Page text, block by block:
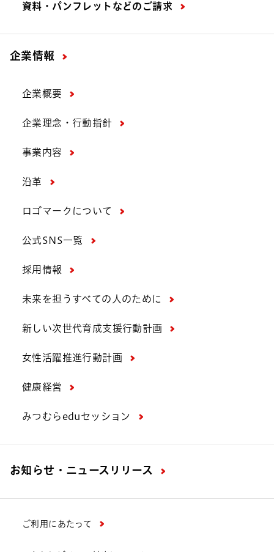
資料・パンフレットなどの ご請求
企業情報
企業概要
企業理念・行動指針
事業内容
沿革
ロゴマークについて
公式SNS一覧
採用情報
未来を担うすべての人のために
新しい次世代育成支援行動計画
女性活躍推進行動計画
健康経営
みつむらeduセッション
お知らせ・ニュースリリース
ご利用にあたって